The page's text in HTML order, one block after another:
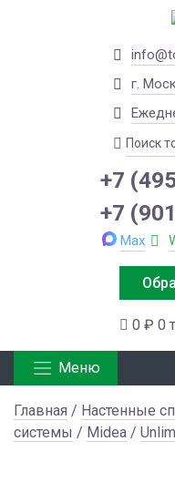
г.
+7
+7
Max
0 ₽ 0
Меню
Главная / Настенные
системы / Midea /